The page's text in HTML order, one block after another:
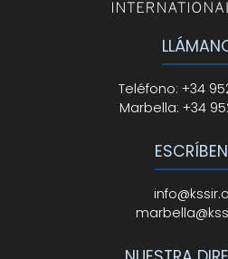
Teléfono: +34
Marbella: +34